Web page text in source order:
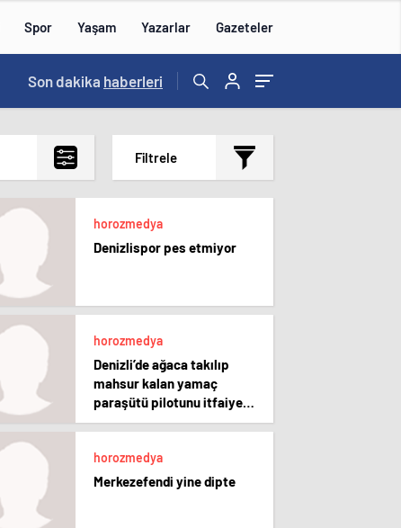
Spor Yaşam Yazarlar Gazeteler
16:09 /
Son dakika haberleri
Filtrele
En çok okunanlar
En az okunanlar
Yorum Sayısına Göre
En eskiler
horozmedya
Denizlispor pes etmiyor
horozmedya
Denizli’de ağaca takılıp
mahsur kalan yamaç
paraşütü pilotunu itfaiye
kurtardı
horozmedya
Merkezefendi yine dipte